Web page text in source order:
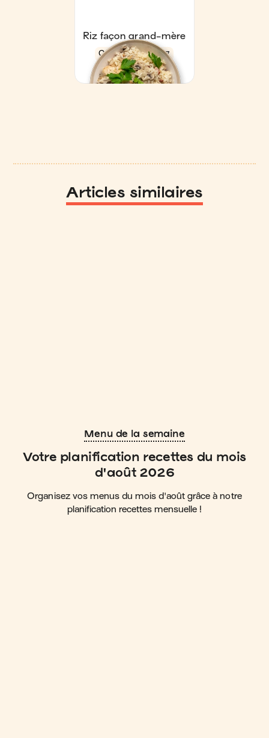
Articles similaires
Menu de la semaine
Votre planification recettes du mois
d'août 2026
Organisez vos menus du mois d'août grâce à notre
planification recettes mensuelle !